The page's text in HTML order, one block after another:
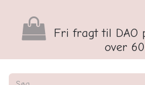
Fri fragt til DAO
over